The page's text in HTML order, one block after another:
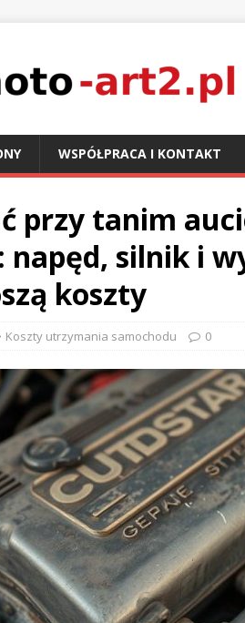
WSPÓŁPRACA I KONTAKT
przy tanim
silnik i
koszty
Koszty utrzymania samochodu 0